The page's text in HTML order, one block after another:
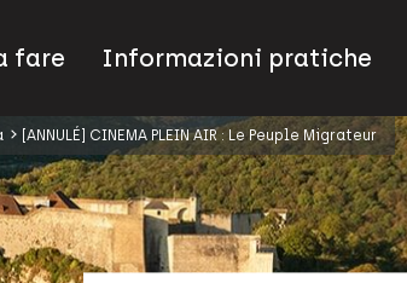
fare Informazioni pratiche
[ANNULÉ] CINEMA PLEIN AIR : Le Peuple Migrateur